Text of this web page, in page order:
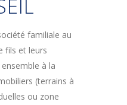
familiale au
fils et leurs
à la
(terrains à
ou zone